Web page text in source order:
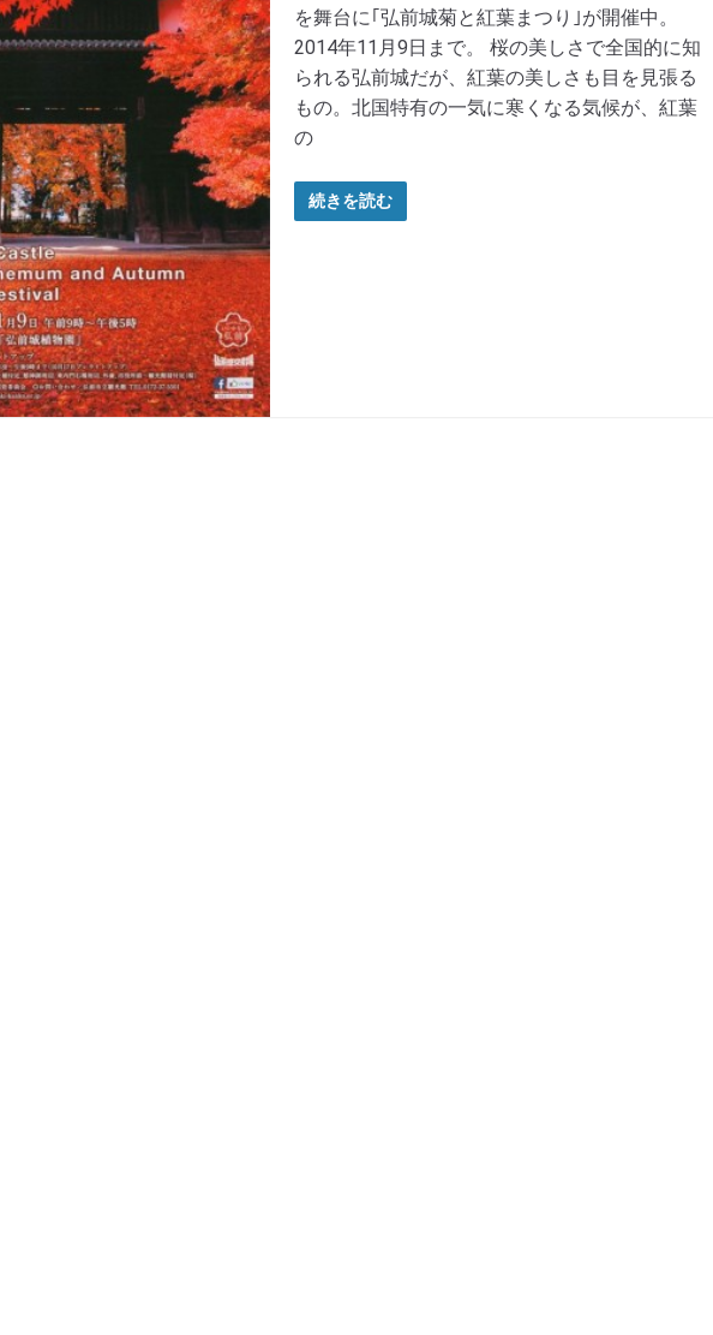
を舞台に｢弘前城菊と紅葉まつり｣が開催中。
2014年11月9日まで。 桜の美しさで全国的に知
られる弘前城だが、紅葉の美しさも目を見張る
もの。北国特有の一気に寒くなる気候が、紅葉
の
続きを読む